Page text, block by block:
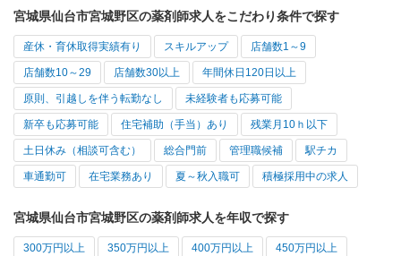
宮城県仙台市宮城野区の薬剤師求人をこだわり条件で探す
産休・育休取得実績有り スキルアップ 店舗数1～9
店舗数10～29 店舗数30以上 年間休日120日以上
原則、引越しを伴う転勤なし 未経験者も応募可能
新卒も応募可能 住宅補助（手当）あり 残業月10ｈ以下
土日休み（相談可含む） 総合門前 管理職候補 駅チカ
車通勤可 在宅業務あり 夏～秋入職可 積極採用中の求人
宮城県仙台市宮城野区の薬剤師求人を年収で探す
300万円以上 350万円以上 400万円以上 450万円以上